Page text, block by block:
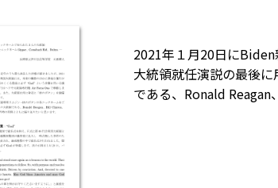
2021年１月20日にBiden
大統領就任演説の最後
である、Ronald